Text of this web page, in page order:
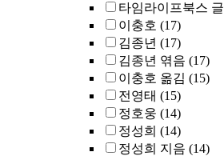
타임라이프북스 글
이충호 (17)
김종년 (17)
김종년 엮음 (17)
이충호 옮김 (15)
전영태 (15)
정호웅 (14)
정성희 (14)
정성희 지음 (14)